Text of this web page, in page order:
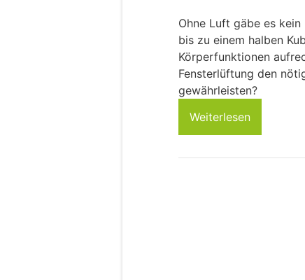
Ohne Luft gäbe es
bis zu einem halben
Körperfunktionen
Fensterlüftung den
gewährleisten?
Weiterlesen